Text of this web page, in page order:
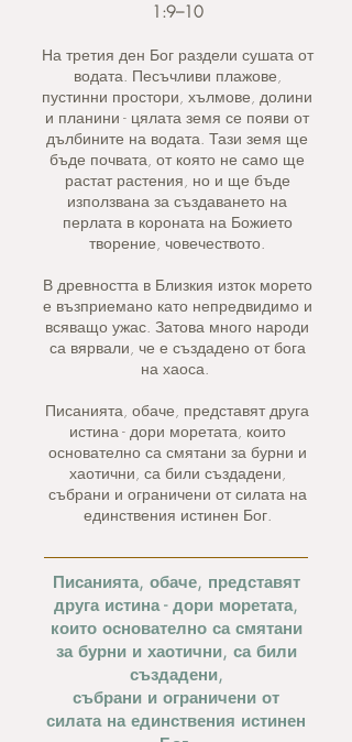
1:9–10
На третия ден Бог раздели сушата от
водата. Песъчливи плажове,
пустинни простори, хълмове, долини
и планини - цялата земя се появи от
дълбините на водата. Тази земя ще
бъде почвата, от която не само ще
растат растения, но и ще бъде
използвана за създаването на
перлата в короната на Божието
творение, човечеството.
В древността в Близкия изток морето
е възприемано като непредвидимо и
всяващо ужас. Затова много народи
са вярвали, че е създадено от бога
на хаоса.
Писанията, обаче, представят друга
истина - дори моретата, които
основателно са смятани за бурни и
хаотични, са били създадени,
събрани и ограничени от силата на
единствения истинен Бог.
Писанията, обаче, представят
друга истина - дори моретата,
които основателно са смятани
за бурни и хаотични, са били
създадени,
събрани и ограничени от
силата на единствения истинен